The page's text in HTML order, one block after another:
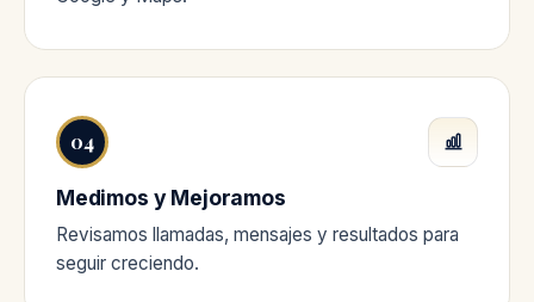
04
Medimos y Mejoramos
Revisamos llamadas, mensajes y resultados para
seguir creciendo.